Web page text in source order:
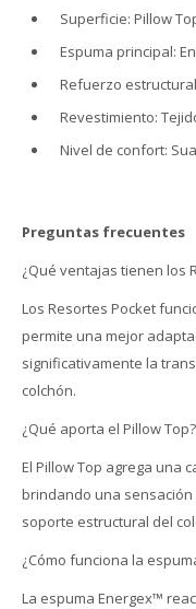
Superficie: Pillow
Espuma principal:
Refuerzo
Revestimiento:
Nivel de confort:
Preguntas frecuentes
¿Qué ventajas tienen los
Los Resortes Pocket
permite una mejor
significativamente la
colchón.
¿Qué aporta el Pillow Top?
El Pillow Top agrega una
brindando una
soporte estructural del
¿Cómo funciona la
La espuma Energex™